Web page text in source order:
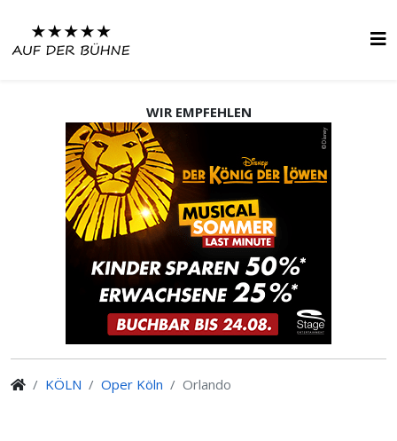
WIR EMPFEHLEN
KÖLN Oper Köln Orlando